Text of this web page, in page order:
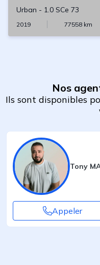
Urban - 1.0 SCe 73
2019 77558km
Nos
Ils sont disponibles
Tony
Appeler